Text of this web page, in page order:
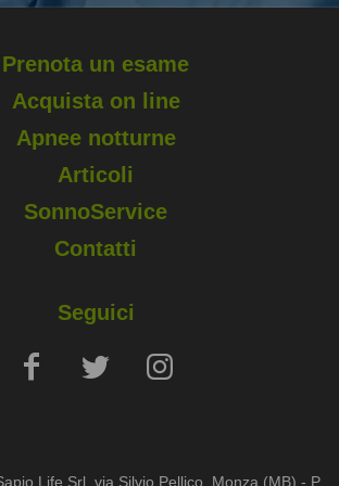
Prenota un esame
Acquista on line
Apnee notturne
Articoli
SonnoService
Contatti
Seguici
Life Srl, via Silvio Pellico, Monza (MB) - P.